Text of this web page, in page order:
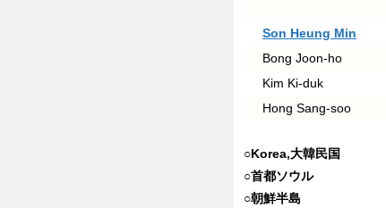
Son Heung Min
Bong Joon-ho
Kim Ki-duk
Hong Sang-soo
○Korea,大韓民国
○首都ソウル
○朝鮮半島